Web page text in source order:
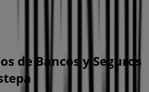
de Bancos y Seguros